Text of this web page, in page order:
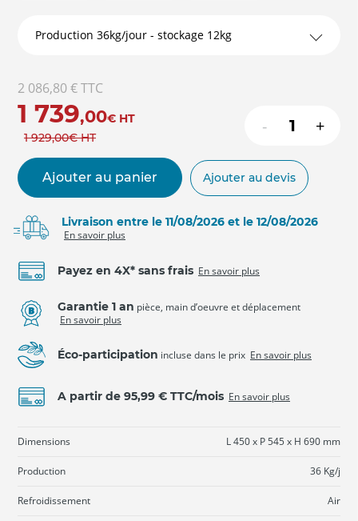
2 086,80 €TTC
1 739,00€ HT
1 929,00€ HT
- +
Ajouter au panier Ajouter au devis
Livraison entre le 11/08/2026 et le 12/08/2026
En savoir plus
Payez en 4X* sans frais En savoir plus
Garantie 1 an pièce, main d’oeuvre et déplacement
En savoir plus
Éco-participation incluse dans le prix En savoir plus
A partir de 95,99 € TTC/mois En savoir plus
Dimensions L 450 x P 545 x H 690 mm
Production 36 Kg/j
Refroidissement Air